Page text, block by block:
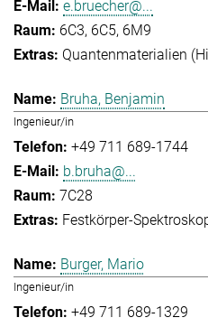
e.bruecher@...
6C3, 6C5, 6M9
Quantenmaterialien
Bruha, Benjamin
Ingenieur/in
+49 711 689-1744
b.bruha@...
7C28
Festkörper-
Burger, Mario
Ingenieur/in
+49 711 689-1329